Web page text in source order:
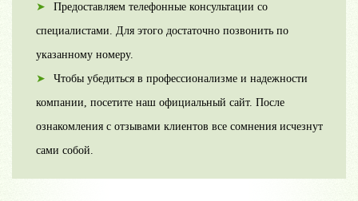
Предоставляем телефонные консультации со
специалистами. Для этого достаточно позвонить по
указанному номеру.
Чтобы убедиться в профессионализме и надежности
компании, посетите наш официальный сайт. После
ознакомления с отзывами клиентов все сомнения исчезнут
сами собой.